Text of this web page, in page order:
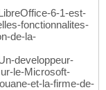
6-1-est-
fonctionnalites-
de-la-
developpeur-
le-Microsoft-
et-la-firme-de-